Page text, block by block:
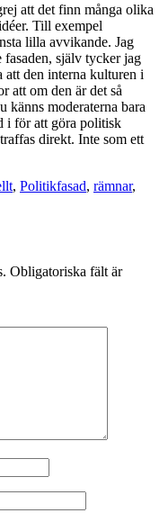
att det finn många olika
Till exempel
lilla avvikande. Jag
själv tycker jag
att den interna kulturen i
att om den är det så
känns moderaterna bara
i för att göra politisk
direkt. Inte som ett
, PolitikTaggar
fasad, rämnar,
Obligatoriska fält är